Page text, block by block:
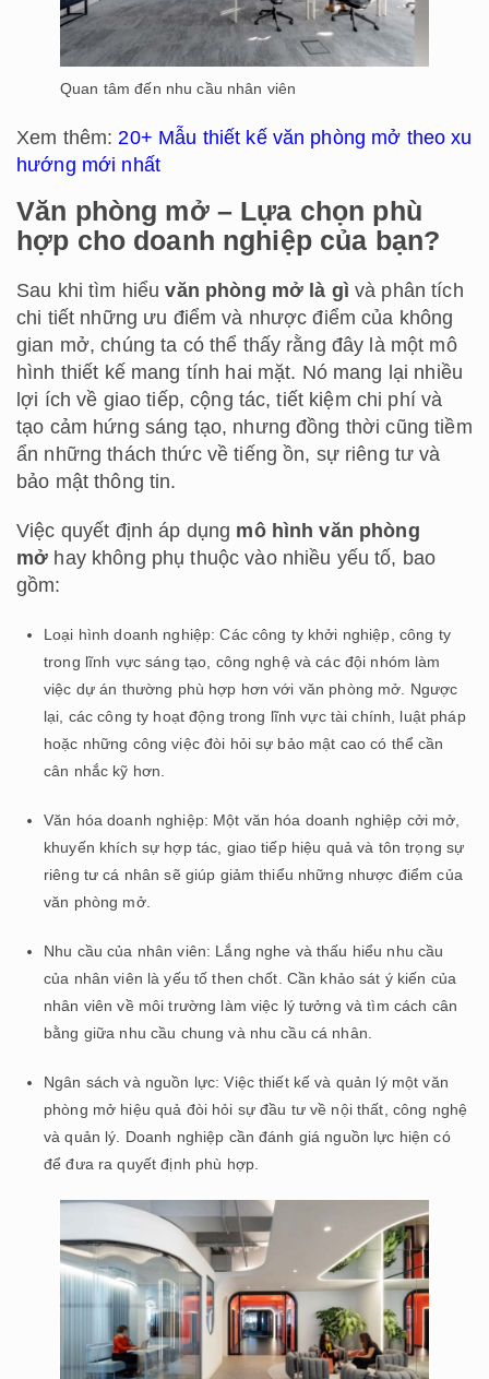
Quan tâm đến nhu cầu nhân viên
Xem thêm: 20+ Mẫu thiết kế văn phòng mở theo xu
hướng mới nhất
Văn phòng mở – Lựa chọn phù
hợp cho doanh nghiệp của bạn?
Sau khi tìm hiểuvăn phòng mở là gì và phân tích
chi tiết những ưu điểm và nhược điểm của không
gian mở, chúng ta có thể thấy rằng đây là một mô
hình thiết kế mang tính hai mặt. Nó mang lại nhiều
lợi ích về giao tiếp, cộng tác, tiết kiệm chi phí và
tạo cảm hứng sáng tạo, nhưng đồng thời cũng tiềm
ẩn những thách thức về tiếng ồn, sự riêng tư và
bảo mật thông tin.
Việc quyết định áp dụng mô hình văn phòng
mở hay không phụ thuộc vào nhiều yếu tố, bao
gồm:
Loại hình doanh nghiệp: Các công ty khởi nghiệp, công ty
trong lĩnh vực sáng tạo, công nghệ và các đội nhóm làm
việc dự án thường phù hợp hơn với văn phòng mở. Ngược
lại, các công ty hoạt động trong lĩnh vực tài chính, luật pháp
hoặc những công việc đòi hỏi sự bảo mật cao có thể cần
cân nhắc kỹ hơn.
Văn hóa doanh nghiệp: Một văn hóa doanh nghiệp cởi mở,
khuyến khích sự hợp tác, giao tiếp hiệu quả và tôn trọng sự
riêng tư cá nhân sẽ giúp giảm thiểu những nhược điểm của
văn phòng mở.
Nhu cầu của nhân viên: Lắng nghe và thấu hiểu nhu cầu
của nhân viên là yếu tố then chốt. Cần khảo sát ý kiến của
nhân viên về môi trường làm việc lý tưởng và tìm cách cân
bằng giữa nhu cầu chung và nhu cầu cá nhân.
Ngân sách và nguồn lực: Việc thiết kế và quản lý một văn
phòng mở hiệu quả đòi hỏi sự đầu tư về nội thất, công nghệ
và quản lý. Doanh nghiệp cần đánh giá nguồn lực hiện có
để đưa ra quyết định phù hợp.